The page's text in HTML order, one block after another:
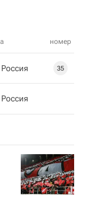
номер
Россия 35
Россия